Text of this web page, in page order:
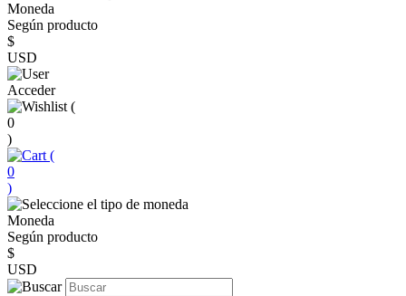
Moneda
Según producto
$
USD
Acceder
(
0
)
(
0
)
Moneda
Según producto
$
USD